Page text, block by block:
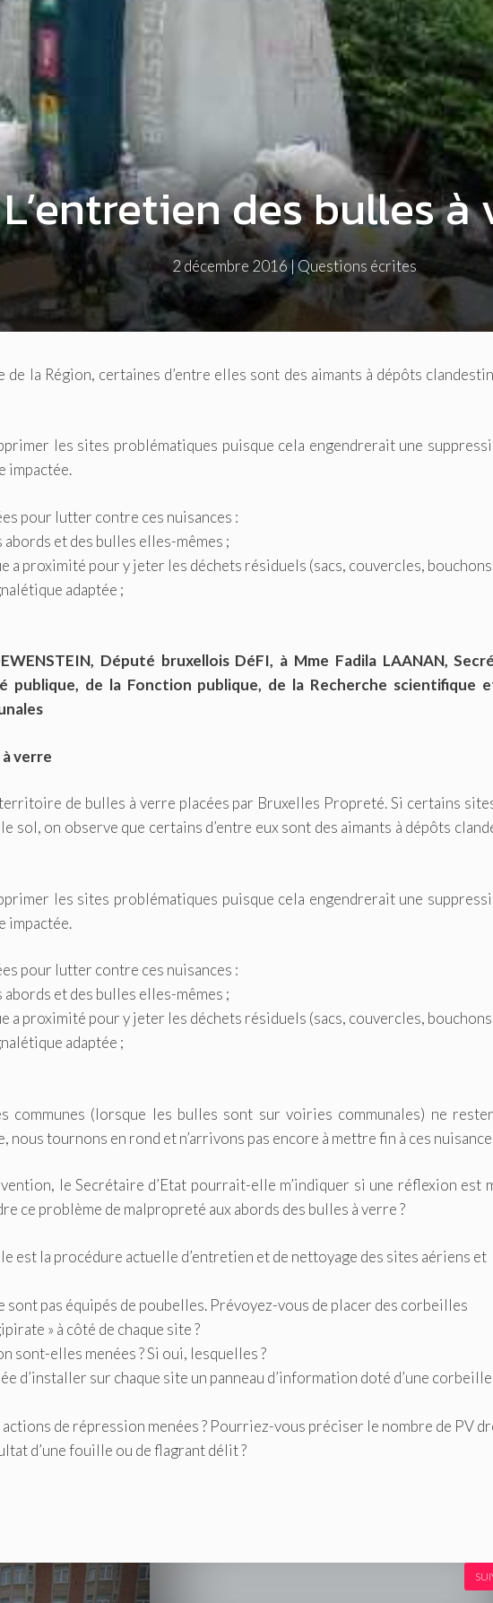
L’entretien des bulles à
2 décembre 2016| Questions écrites
la Région, certaines d’entre elles sont des aimants à dépôts
les sites problématiques puisque cela engendrerait une
impactée.
pour lutter contre ces nuisances :
et des bulles elles-mêmes ;
a proximité pour y jeter les déchets résiduels (sacs, couvercles,
adaptée ;
Député bruxellois DéFI, à Mme Fadila LAANAN,
publique, de la Fonction publique, de la Recherche scientifique
verre
de bulles à verre placées par Bruxelles Propreté. Si certains
sol, on observe que certains d’entre eux sont des aimants à dépôts
les sites problématiques puisque cela engendrerait une
impactée.
pour lutter contre ces nuisances :
et des bulles elles-mêmes ;
a proximité pour y jeter les déchets résiduels (sacs, couvercles,
adaptée ;
communes (lorsque les bulles sont sur voiries communales) ne
tournons en rond et n’arrivons pas encore à mettre fin à ces
le Secrétaire d’Etat pourrait-elle m’indiquer si une réflexion est
ce problème de malpropreté aux abords des bulles à verre ?
est la procédure actuelle d’entretien et de nettoyage des sites aériens et
sont pas équipés de poubelles. Prévoyez-vous de placer des corbeilles
» à côté de chaque site ?
sont-elles menées ? Si oui, lesquelles ?
d’installer sur chaque site un panneau d’information doté d’une corbeille
de répression menées ? Pourriez-vous préciser le nombre de PV
d’une fouille ou de flagrant délit ?